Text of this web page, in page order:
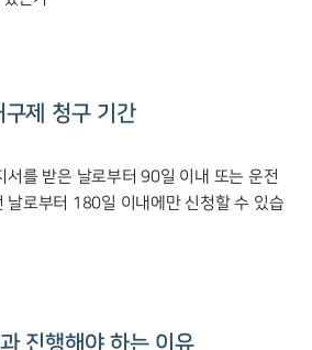
그룹소개
AI대륜
제 청구 기간
서를 받은 날로부터 90일 이내 또는 운전
날로부터 180일 이내에만 신청할 수 있습
진행해야 하는 이유